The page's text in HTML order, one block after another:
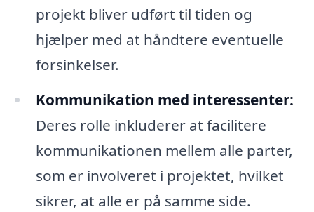
projekt bliver udført til tiden og
hjælper med at håndtere eventuelle
forsinkelser.
Kommunikation med interessenter:
Deres rolle inkluderer at facilitere
kommunikationen mellem alle parter,
som er involveret i projektet, hvilket
sikrer, at alle er på samme side.